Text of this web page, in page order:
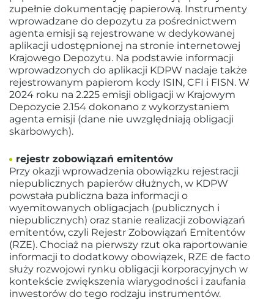
zupełnie dokumentację papierową. Instrumenty
wprowadzane do depozytu za pośrednictwem
agenta emisji są rejestrowane w dedykowanej
aplikacji udostępnionej na stronie internetowej
Krajowego Depozytu. Na podstawie informacji
wprowadzonych do aplikacji KDPW nadaje także
rejestrowanym papierom kody ISIN, CFI i FISN. W
2024 roku na 2.225 emisji obligacji w Krajowym
Depozycie 2.154 dokonano z wykorzystaniem
agenta emisji (dane nie uwzględniają obligacji
skarbowych).
rejestr zobowiązań emitentów
Przy okazji wprowadzenia obowiązku rejestracji
niepublicznych papierów dłużnych, w KDPW
powstała publiczna baza informacji o
wyemitowanych obligacjach (publicznych i
niepublicznych) oraz stanie realizacji zobowiązań
emitentów, czyli Rejestr Zobowiązań Emitentów
(RZE). Chociaż na pierwszy rzut oka raportowanie
informacji to dodatkowy obowiązek, RZE de facto
służy rozwojowi rynku obligacji korporacyjnych w
kontekście zwiększenia wiarygodności i zaufania
inwestorów do tego rodzaju instrumentów.